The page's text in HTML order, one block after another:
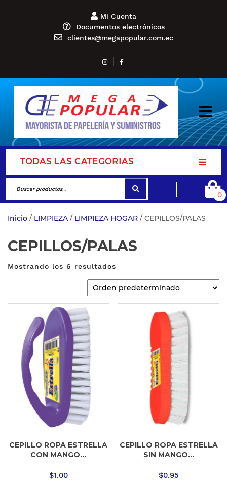
Mi Cuenta
Documentos electrónicos
clientes@megapopular.com.ec
TODAS LAS CATEGORIAS
0
Inicio / LIMPIEZA / LIMPIEZA HOGAR / CEPILLOS/PALAS
CEPILLOS/PALAS
Mostrando los 6 resultados
CEPILLO ROPA ESTRELLA
CON MANGO...
$1.00
CEPILLO ROPA ESTRELLA
SIN MANGO...
$0.95